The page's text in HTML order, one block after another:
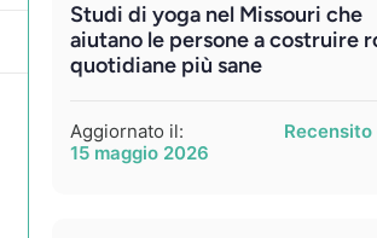
Studi di yoga nel Missouri che
aiutano le persone a costruire
quotidiane più sane
Aggiornato il:
15 maggio 2026
Recensito